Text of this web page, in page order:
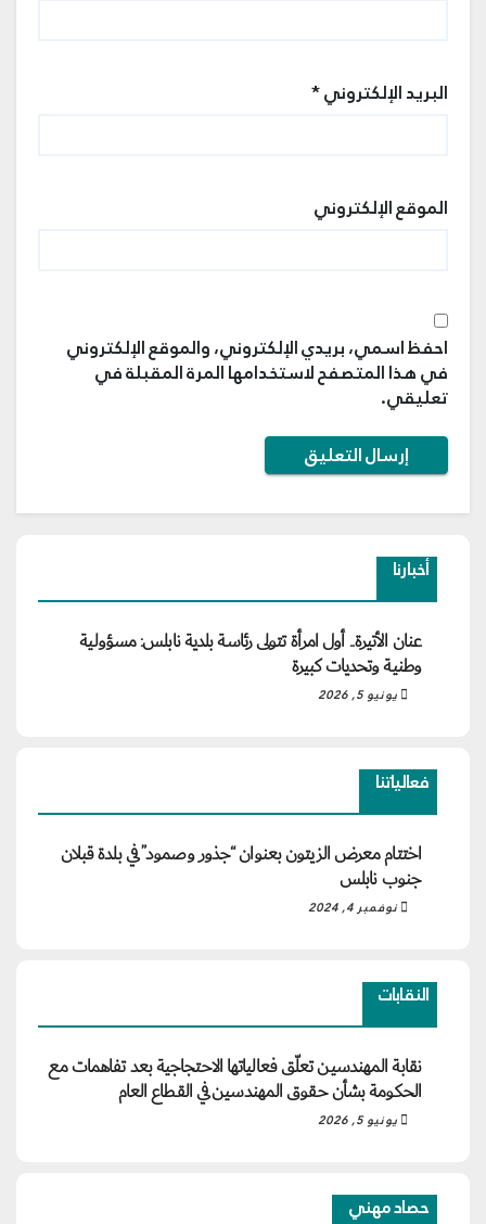
البريد الإلكتروني*
الموقع الإلكتروني
احفظ اسمي، بريدي الإلكتروني، والموقع الإلكتروني
في هذا المتصفح لاستخدامها المرة المقبلة في
تعليقي.
أخبارنا
عنان الأتيرة.. أول امرأة تتولى رئاسة بلدية نابلس: مسؤولية
وطنية وتحديات كبيرة
يونيو 5, 2026
فعالياتنا
اختتام معرض الزيتون بعنوان “جذور وصمود” في بلدة قبلان
جنوب نابلس
نوفمبر 4, 2024
النقابات
نقابة المهندسين تعلّق فعالياتها الاحتجاجية بعد تفاهمات مع
الحكومة بشأن حقوق المهندسين في القطاع العام
يونيو 5, 2026
حصاد مهني